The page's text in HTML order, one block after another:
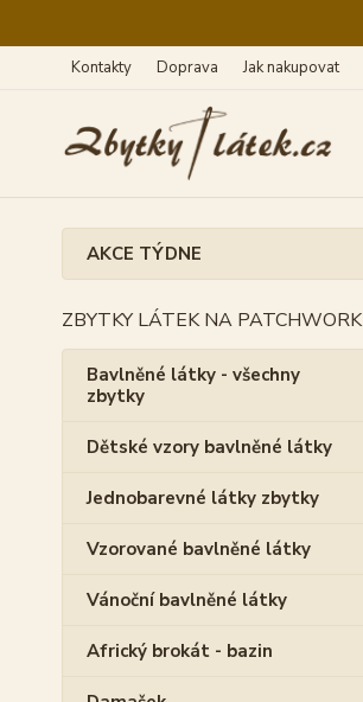
Kontakty Doprava Jak nakupovat
AKCE TÝDNE
ZBYTKY LÁTEK NA PATCHWORK
Bavlněné látky - všechny
zbytky
Dětské vzory bavlněné látky
Jednobarevné látky zbytky
Vzorované bavlněné látky
Vánoční bavlněné látky
Africký brokát - bazin